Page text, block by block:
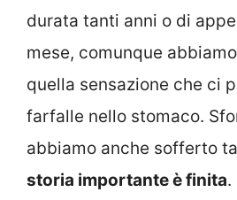
durata tanti anni o di
mese, comunque
quella sensazione che ci
farfalle nello stomaco.
abbiamo anche sofferto
storia importante è finita.